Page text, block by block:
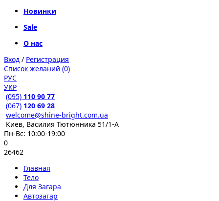
Новинки
Sale
О нас
Вход / Регистрация
Список желаний (0)
РУС
УКР
(095) 110 90 77
(067) 120 69 28
welcome@shine-bright.com.ua
Киев, Василия Тютюнника 51/1-А
Пн-Вс: 10:00-19:00
0
26462
Главная
Тело
Для Загара
Автозагар